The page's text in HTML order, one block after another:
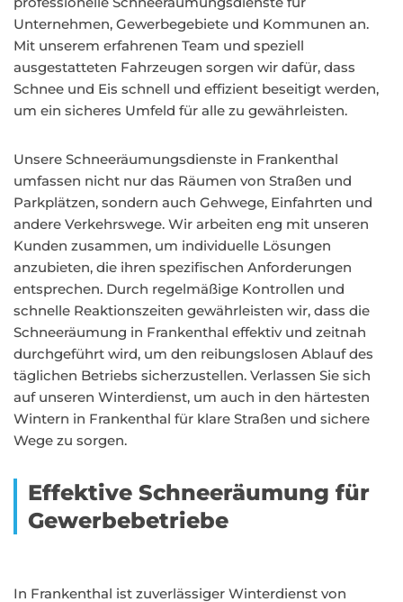
Unternehmen, Gewerbegebiete und Kommunen an.
Mit unserem erfahrenen Team und speziell
ausgestatteten Fahrzeugen sorgen wir dafür, dass
Schnee und Eis schnell und effizient beseitigt werden,
um ein sicheres Umfeld für alle zu gewährleisten.
Unsere Schneeräumungsdienste in Frankenthal
umfassen nicht nur das Räumen von Straßen und
Parkplätzen, sondern auch Gehwege, Einfahrten und
andere Verkehrswege. Wir arbeiten eng mit unseren
Kunden zusammen, um individuelle Lösungen
anzubieten, die ihren spezifischen Anforderungen
entsprechen. Durch regelmäßige Kontrollen und
schnelle Reaktionszeiten gewährleisten wir, dass die
Schneeräumung in Frankenthal effektiv und zeitnah
durchgeführt wird, um den reibungslosen Ablauf des
täglichen Betriebs sicherzustellen. Verlassen Sie sich
auf unseren Winterdienst, um auch in den härtesten
Wintern in Frankenthal für klare Straßen und sichere
Wege zu sorgen.
Effektive Schneeräumung für
Gewerbebetriebe
In Frankenthal ist zuverlässiger Winterdienst von